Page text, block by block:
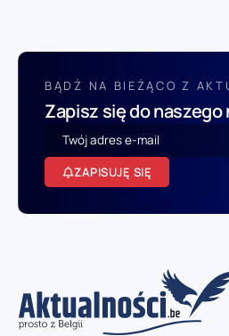
BĄDŹ NA BIEŻĄCO Z
Zapisz się do
ZAPISUJĘ SIĘ